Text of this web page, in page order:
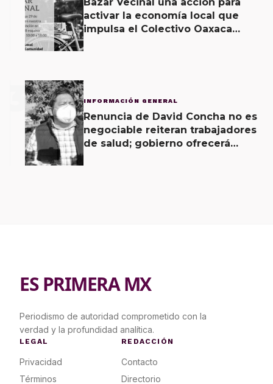
activar la economía local que
impulsa el Colectivo Oaxaca
3 INFORMACIÓN GENERAL
Renuncia de David Concha no es
negociable reiteran trabajadores
de salud; gobierno ofrecerá
ES PRIMERA MX
Periodismo de autoridad comprometido con la
verdad y la profundidad analítica.
LEGAL
Privacidad
Términos
REDACCIÓN
Contacto
Directorio